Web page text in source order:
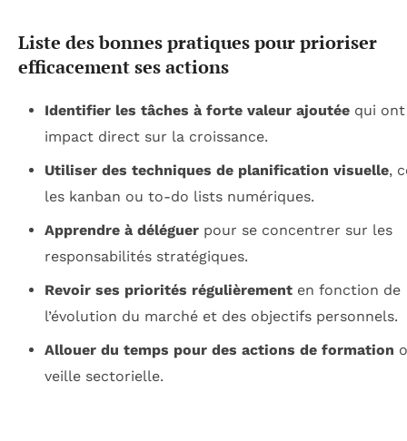
Liste des bonnes pratiques pour prioriser
efficacement ses actions
Identifier les tâches à forte valeur ajoutéequi ont
impact direct sur la croissance.
Utiliser des techniques de planification visuelle,
les kanban ou to-do lists numériques.
Apprendre à déléguerpour se concentrer sur les
responsabilités stratégiques.
Revoir ses priorités régulièrementen fonction de
l’évolution du marché et des objectifs personnels.
Allouer du temps pour des actions de formation
veille sectorielle.